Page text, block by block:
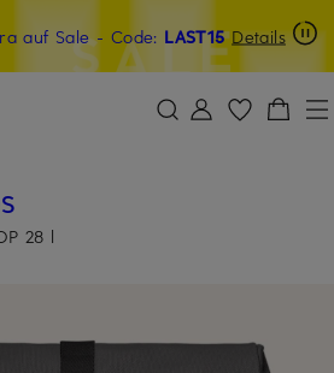
ZUM SUCHFELD ÜBERSPRINGEN
auf Sale- Code: LAST15 Details
mit Beyond sichern
28 l